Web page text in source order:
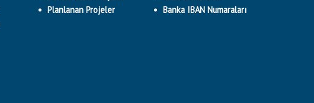
Planlanan Projeler
Banka IBAN Numaraları